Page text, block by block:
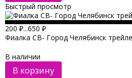
Быстрый просмотр
200 ₽...650 ₽
Фиалка СВ- Город Челябинск
В наличии
В корзину